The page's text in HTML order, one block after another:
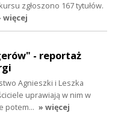
zgłoszono 167 tytułów.
więcej
- reportaż
Agnieszki i Leszka
uprawiają w nim w
potem… » więcej